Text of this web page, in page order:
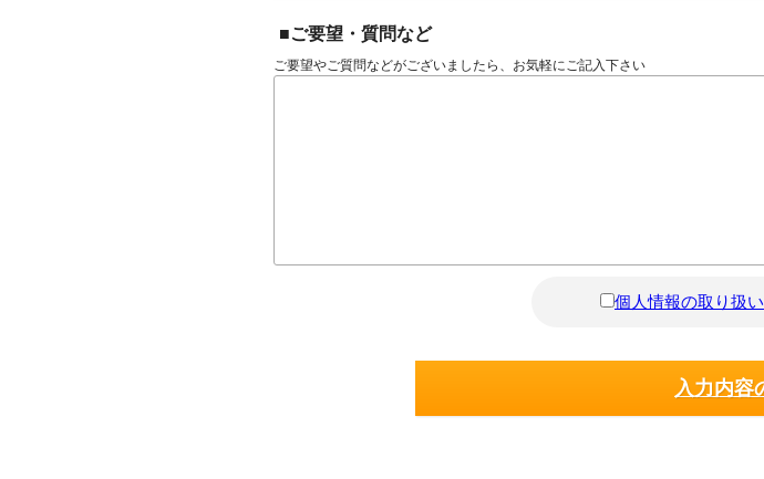
■ご要望・質問など
ご要望やご質問などがございましたら、お気軽にご記入下さい
個人情報の取り扱い